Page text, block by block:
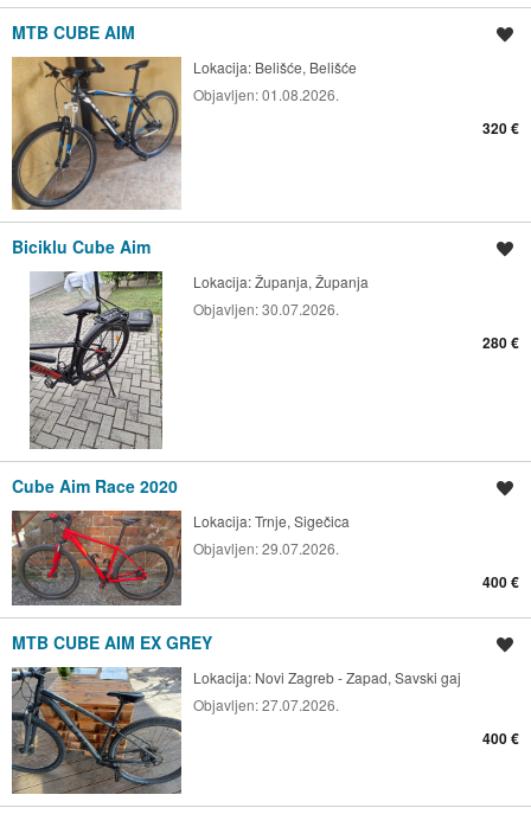
MTB CUBE AIM
Lokacija: Belišće, Belišće
Objavljen:01.08.2026.
320 €
Biciklu Cube Aim
Lokacija:Županja, Županja
Objavljen:30.07.2026.
280 €
Cube Aim Race 2020
Lokacija:Trnje, Sigečica
Objavljen:29.07.2026.
400 €
MTB CUBE AIM EX GREY
Lokacija: Novi Zagreb - Zapad, Savski gaj
Objavljen:27.07.2026.
400 €